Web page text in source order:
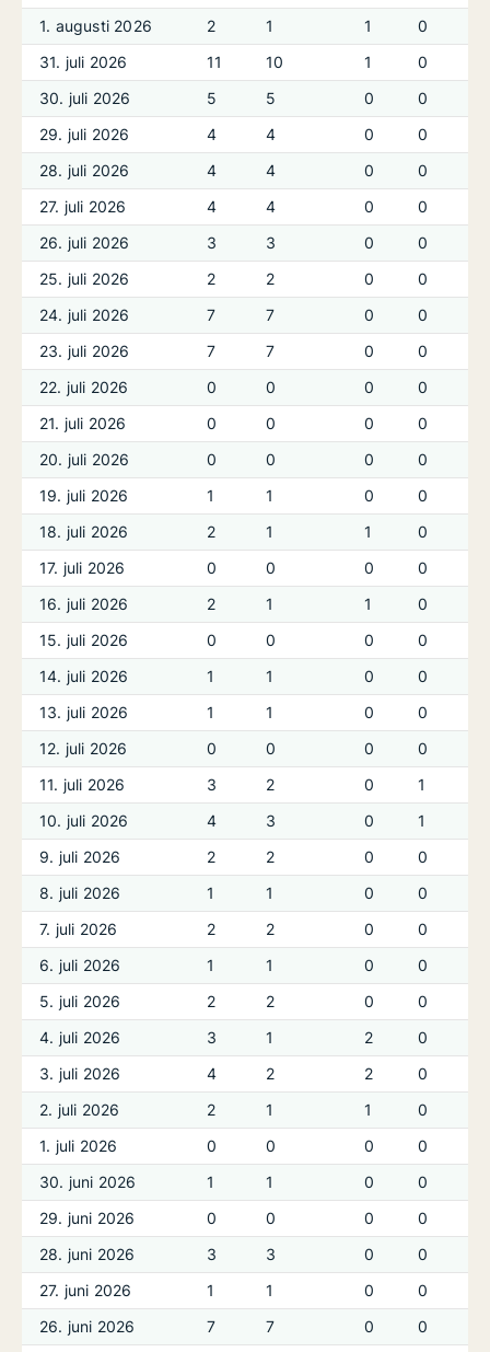
1. augusti 2026
2 1 1
0
31. juli 2026
11 10 1
0
30. juli 2026
5 5 0
0
29. juli 2026
4 4 0
0
28. juli 2026
4 4 0
0
27. juli 2026
4 4 0
0
26. juli 2026
3 3 0
0
25. juli 2026
2 2 0
0
24. juli 2026
7 7 0
0
23. juli 2026
7 7 0
0
22. juli 2026
0 0 0
0
21. juli 2026
0 0 0
0
20. juli 2026
0 0 0
0
19. juli 2026
1 1 0
0
18. juli 2026
2 1 1
0
17. juli 2026
0 0 0
0
16. juli 2026
2 1 1
0
15. juli 2026
0 0 0
0
14. juli 2026
1 1 0
0
13. juli 2026
1 1 0
0
12. juli 2026
0 0 0
0
11. juli 2026
3 2 0
1
10. juli 2026
4 3 0
1
9. juli 2026
2 2 0
0
8. juli 2026
1 1 0
0
7. juli 2026
2 2 0
0
6. juli 2026
1 1 0
0
5. juli 2026
2 2 0
0
4. juli 2026
3 1 2
0
3. juli 2026
4 2 2
0
2. juli 2026
2 1 1
0
1. juli 2026
0 0 0
0
30. juni 2026
1 1 0
0
29. juni 2026
0 0 0
0
28. juni 2026
3 3 0
0
27. juni 2026
1 1 0
0
26. juni 2026
7 7 0 0